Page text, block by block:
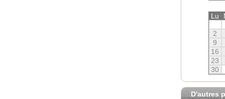
Lu
2
9
16
23
30
D'autres